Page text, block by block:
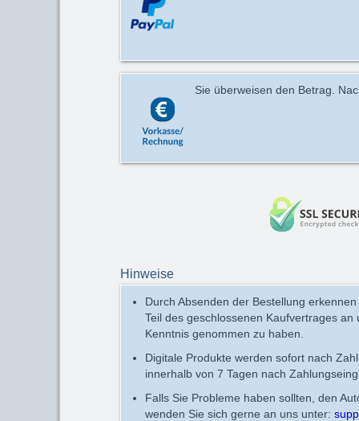
Sie überweisen den Betrag.
Hinweise
Durch Absenden der Bestellung
Teil des geschlossenen Kaufvertrages
Kenntnis genommen zu haben.
Digitale Produkte werden sofort nach
innerhalb von 7 Tagen nach
Falls Sie Probleme haben sollten, den
wenden Sie sich gerne an uns unter: